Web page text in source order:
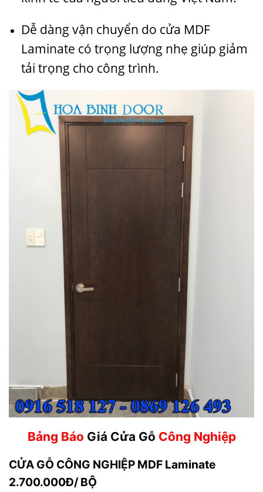
Dễ dàng vận chuyển do cửa MDF
Laminate có trọng lượng nhẹ giúp giảm
tải trọng cho công trình.
Bảng Báo Giá Cửa Gỗ Công Nghiệp
CỬA GỖ CÔNG NGHIỆP MDF Laminate
2.700.000Đ/ BỘ